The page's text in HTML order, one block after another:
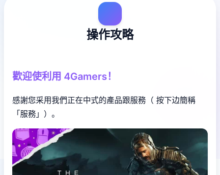
操作攻略
歡迎使利用 4Gamers！
感謝您采用我們正在中式的產品跟服務（ 按下边簡稱
「服務」）。